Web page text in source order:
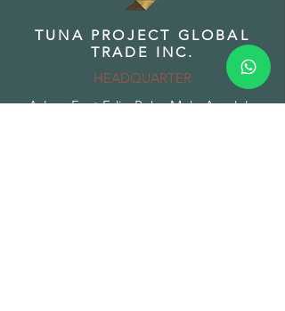
TUNA PROJECT GLOBAL
TRADE INC.
HEADQUARTER
Adres: Fuat Edip Baksı Mah. Anadolu